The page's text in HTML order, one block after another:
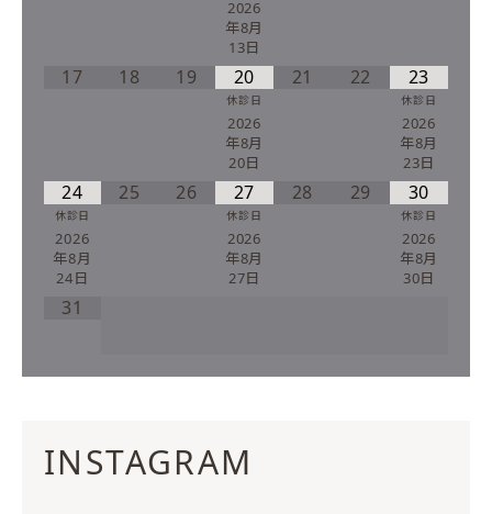
2026
年8月
13日
17 18 19 20
休診日
2026
年8月
20日
21 22 23
休診日
2026
年8月
23日
24
休診日
2026
年8月
24日
25 26 27
休診日
2026
年8月
27日
28 29 30
休診日
2026
年8月
30日
31
INSTAGRAM